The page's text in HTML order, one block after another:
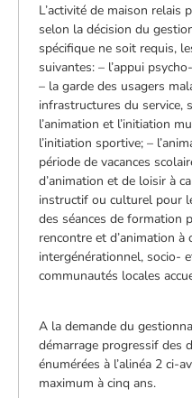
L’activité de maison relais
selon la décision du
spécifique ne soit requis,
suivantes: – l’appui
– la garde des usagers
infrastructures du service,
l’animation et l’initiation
l’initiation sportive; –
période de vacances
d’animation et de loisir à
instructif ou culturel pour
des séances de formation
rencontre et d’animation à
intergénérationnel, socio-
communautés locales
A la demande du
démarrage progressif des
énumérées à l’alinéa 2 ci-
maximum à cinq ans.